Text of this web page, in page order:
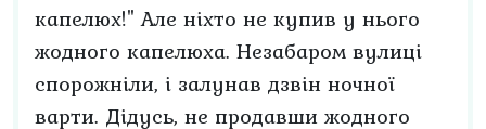
капелюх!" Але ніхто не купив у нього
жодного капелюха. Незабаром вулиці
спорожніли, і залунав дзвін ночної
варти. Дідусь, не продавши жодного